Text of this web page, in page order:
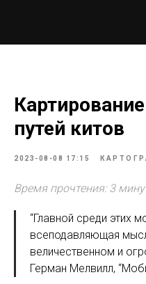
путей китов
2023-08-08 17:15
Время прочтения: 3
“Главной среди этих
всеподавляющая
величественном и
Герман Мелвилл,